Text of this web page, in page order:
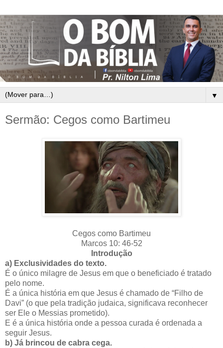
▼
Sermão: Cegos como Bartimeu
Cegos como Bartimeu
Marcos 10: 46-52
Introdução
a) Exclusividades do texto.
É o único milagre de Jesus em que o beneficiado é tratado
pelo nome.
É a única história em que Jesus é chamado de “Filho de
Davi” (o que pela tradição judaica, significava reconhecer
ser Ele o Messias prometido).
E é a única história onde a pessoa curada é ordenada a
seguir Jesus.
b) Já brincou de cabra cega.